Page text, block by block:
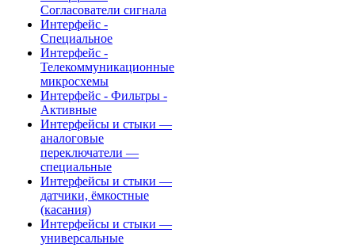
Согласователи сигнала
Интерфейс -
Специальное
Интерфейс -
Телекоммуникационные
микросхемы
Интерфейс - Фильтры -
Активные
Интерфейсы и стыки —
аналоговые
переключатели —
специальные
Интерфейсы и стыки —
датчики, ёмкостные
(касания)
Интерфейсы и стыки —
универсальные